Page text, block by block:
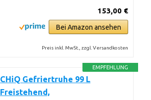
153,00 €
Bei Amazon ansehen
Preis inkl. MwSt., zzgl. Versandkosten
EMPFEHLUNG
CHiQ Gefriertruhe 99 L
Freistehend,